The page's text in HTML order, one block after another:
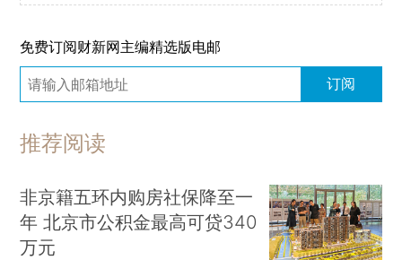
免费订阅财新网主编精选版电邮
订阅
推荐阅读
非京籍五环内购房社保降至一
年 北京市公积金最高可贷340
万元